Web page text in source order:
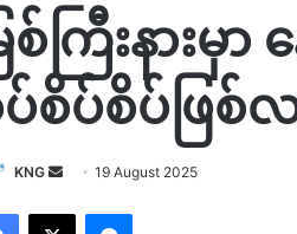
ြစ်ကြီးနား
စိပ်စိပ်ဖြစ်
KNG
Send19 August 2025
Facebook
X Messenger